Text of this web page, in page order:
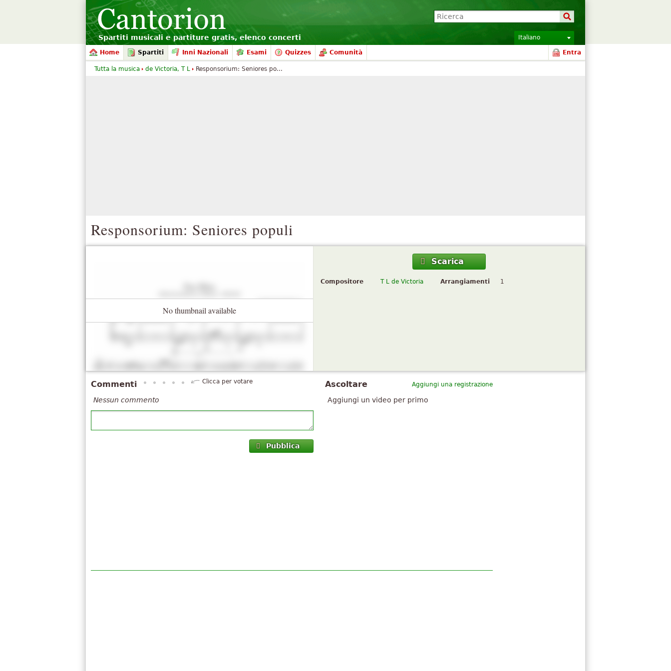
Spartiti musicali e partiture gratis, elenco concerti Italiano
Home Spartiti Inni Nazionali Esami Quizzes Comunità Entra
Responsorium: Seniores populi
No thumbnail available
Scarica
Compositore T L de Victoria Arrangiamenti 1
Aggiungi una registrazione
Ascoltare
Aggiungi un video per primo
Commenti Clicca per votare
Nessun commento
Pubblica
Tutta la musica de Victoria, T L Responsorium: Seniores po...